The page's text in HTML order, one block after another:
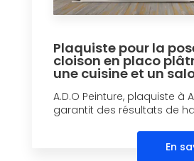
Plaquiste pour la
cloison en placo
une cuisine et un
A.D.O Peinture, plaquiste à
garantit des résultats de
En